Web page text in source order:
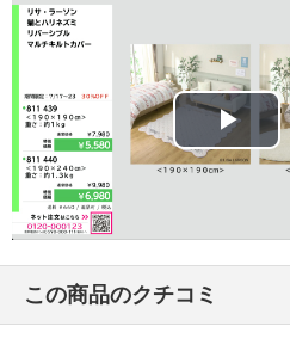
・漂白処理：塩素系・酸素系漂
・タンブル乾燥：不可
・自然乾燥：日陰の吊り干し
・アイロン仕上げ：不可
・ドライクリーニング：不可
【原産国（地）】
・中国製
Play
この商品のクチコミ